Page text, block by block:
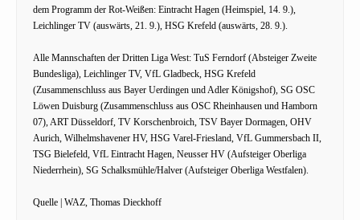
dem Programm der Rot-Weißen: Eintracht Hagen (Heimspiel, 14. 9.),
Leichlinger TV (auswärts, 21. 9.), HSG Krefeld (auswärts, 28. 9.).
Alle Mannschaften der Dritten Liga West: TuS Ferndorf (Absteiger Zweite
Bundesliga), Leichlinger TV, VfL Gladbeck, HSG Krefeld
(Zusammenschluss aus Bayer Uerdingen und Adler Königshof), SG OSC
Löwen Duisburg (Zusammenschluss aus OSC Rheinhausen und Hamborn
07), ART Düsseldorf, TV Korschenbroich, TSV Bayer Dormagen, OHV
Aurich, Wilhelmshavener HV, HSG Varel-Friesland, VfL Gummersbach II,
TSG Bielefeld, VfL Eintracht Hagen, Neusser HV (Aufsteiger Oberliga
Niederrhein), SG Schalksmühle/Halver (Aufsteiger Oberliga Westfalen).
Quelle | WAZ, Thomas Dieckhoff